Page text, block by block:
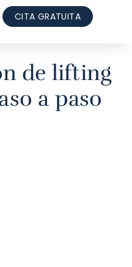
CITA GRATUITA
de lifting
a paso